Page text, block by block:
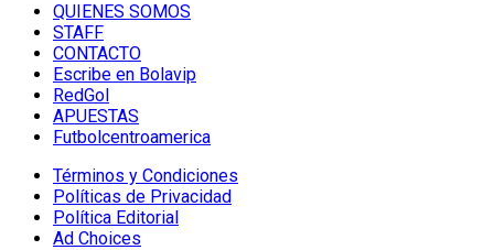
QUIENES SOMOS
STAFF
CONTACTO
Escribe en Bolavip
RedGol
APUESTAS
Futbolcentroamerica
Términos y Condiciones
Políticas de Privacidad
Política Editorial
Ad Choices